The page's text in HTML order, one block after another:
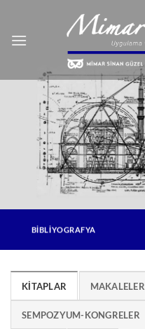
BİBLİYOGRAFYA
KİTAPLAR MAKALELER
SEMPOZYUM-KONGRELER